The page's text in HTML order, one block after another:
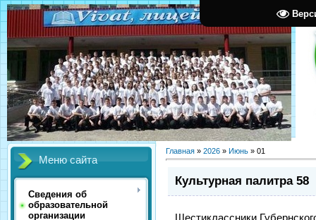
Меню сайта
Сведения об
образовательной
организации
Главная » 2026 » Июнь » 01
Культурная палитра 58
Шестиклассники